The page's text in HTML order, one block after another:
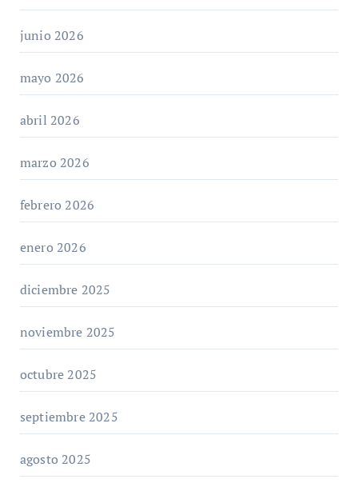
junio 2026
mayo 2026
abril 2026
marzo 2026
febrero 2026
enero 2026
diciembre 2025
noviembre 2025
octubre 2025
septiembre 2025
agosto 2025